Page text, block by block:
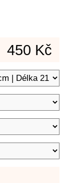
450 Kč